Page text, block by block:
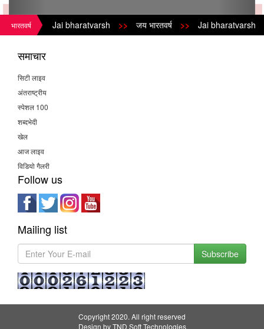
भारतवर्ष Jai bharatvarsh >> जय भारतवर्ष >> Jai bharatvarsh >>
समाचार
सिटी लाइव
अंतराष्ट्रीय
स्पेशल 100
शब्दभेदी
खेल
आज लाइव
विडियो गैलरी
Follow us
Mailing list
Subscribe
Copyright 2020. All right reserved
Design byTND Soft Technologies